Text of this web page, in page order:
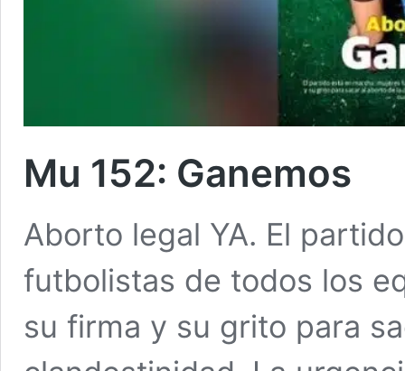
Mu 152: Ganemos
Aborto legal YA. El
futbolistas de todos los
su firma y su grito para